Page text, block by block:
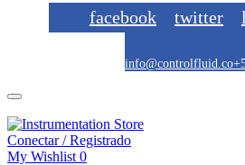
facebook twitter
info@controlfluid.co
Conectar / Registrado
My Wishlist 0